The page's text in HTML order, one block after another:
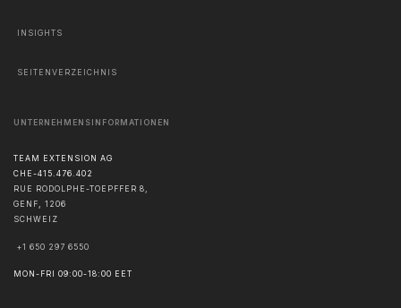
INSIGHTS
SEITENVERZEICHNIS
UNTERNEHMENSINFORMATIONEN
TEAM EXTENSION AG
CHE-415.476.402
RUE RODOLPHE-TOEPFFER 8,
GENF
1206
SCHWEIZ
+1 650 297 6550
MON-FRI 09:00-18:00 EET